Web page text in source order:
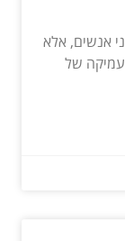
אנשים, אלא
של